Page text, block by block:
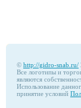
© http://gidro-snab.ru/
Все логотипы и
являются
Использование
принятие условий